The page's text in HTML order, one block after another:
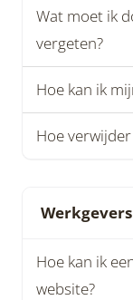
Wat moet ik
vergeten?
Hoe kan ik
Hoe
Werkgevers
Hoe kan ik
website?